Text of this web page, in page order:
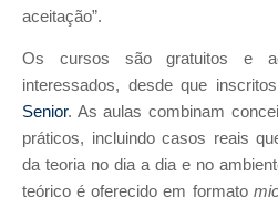
aceitação”.
Os cursos são gratuitos e
interessados, desde que
Senior. As aulas combinam
práticos, incluindo casos reais
da teoria no dia a dia e no
teórico é oferecido em formato